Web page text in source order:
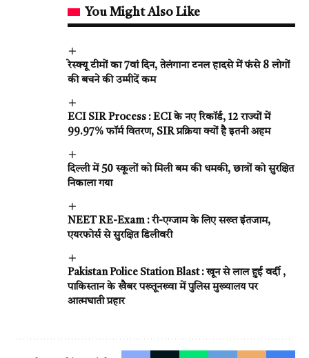
You Might Also Like
रेस्क्यू टीमों का 7वां दिन, तेलंगाना टनल हादसे में फंसे 8 लोगों
की बचने की उम्मीदें कम
ECI SIR Process : ECI के नए रिकॉर्ड, 12 राज्यों में
99.97% फॉर्म वितरण, SIR प्रक्रिया क्यों है इतनी अहम
दिल्ली में 50 स्कूलों को मिली बम की धमकी, छात्रों को सुरक्षित
निकाला गया
NEET RE-Exam : री-एग्जाम के लिए सख्त इंतजाम,
एयरफोर्स से सुरक्षित डिलीवरी
Pakistan Police Station Blast : खून से लाल हुई वर्दी ,
पाकिस्तान के खैबर पख्तूनख्वा में पुलिस मुख्यालय पर
आत्मघाती प्रहार